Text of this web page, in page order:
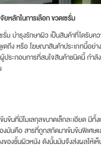
หลักในการเลือกขวดเซรั่ม
ม บำรุงรักษาผิว เป็นสินค้าที่ไดรับค
พูดถึง หรือ โฆษณาสินค้าประเภทนี้อ
ประกอบการที่สนใจสินค้าชนิดนี้ กำ
มข้นที่มีโมเลกุลขนาดเล็กละเอียด มี
นคือ สารที่ถูกสกัดมาเข้มข้นพิเศษแล
ของชั้นผิวหนัง ดังนั้นมันจึงส่งผลให้เ